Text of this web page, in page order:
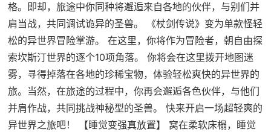
格。即却，旅途中你同种将邂逅来自各地的伙伴，与别们并
肩当战，共同调试诡异的圣兽。 《杖剑传说》变为单款怪轻
松的异世界冒险掌游。 在这里，你将作为冒险者，朝自由探
索坎斯汀世界的逐个10项角落。 你将会在这里拨开地图迷
雾，寻得掉落在各地的珍稀宝物，体验轻松爽快的异世界的
旅。当然，在旅途的过程中，你再会邂逅各色伙伴，与他们
并肩作战，共同挑战神秘型的圣兽。 快来开启一场超轻爽的
异世界之旅吧！ 【睡觉变强真放置】 窝在柔软床榻，睡觉